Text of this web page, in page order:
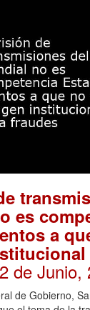
es
a
de Junio,
de Gobierno,